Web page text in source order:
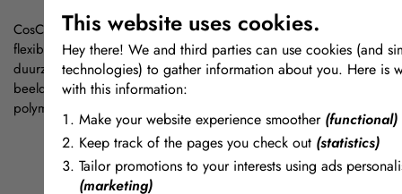
This website uses cookies.
Hey there! We and third parties can use cookies (and
technologies) to gather information about you. Here is
with this information:
Make your website experience smoother (functional)
Keep track of the pages you check out (statistics)
Tailor promotions to your interests using ads
(marketing)
CosClay heeft fundamenteel veranderd wat mogelijk is met
flexibiliteit na uitharding maakt het de favoriete keuze voor elk
duurzaamheid en beweging vereist. Of je nu stop-
beeldhouwer bent: CosClay biedt eigenschappen die traditionele
polymeerkleisoorten simpelweg niet kunnen evenaren.